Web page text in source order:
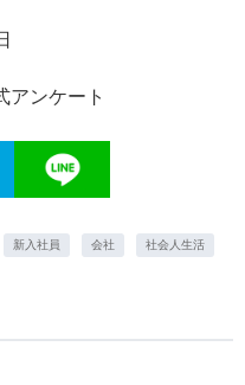
アンケート
新入社員 会社 社会人生活